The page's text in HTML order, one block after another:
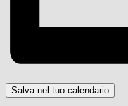
Salva nel tuo calendario